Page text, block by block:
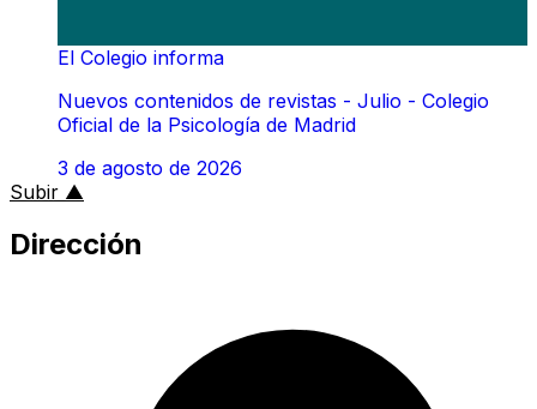
El Colegio informa
Nuevos contenidos de revistas - Julio - Colegio
Oficial de la Psicología de Madrid
3 de agosto de 2026
Subir ▲
Dirección